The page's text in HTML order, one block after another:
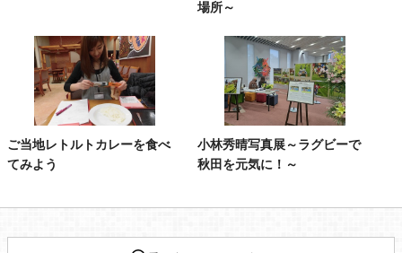
場所～
ご当地レトルトカレーを食べ
てみよう
小林秀晴写真展～ラグビーで
秋田を元気に！～